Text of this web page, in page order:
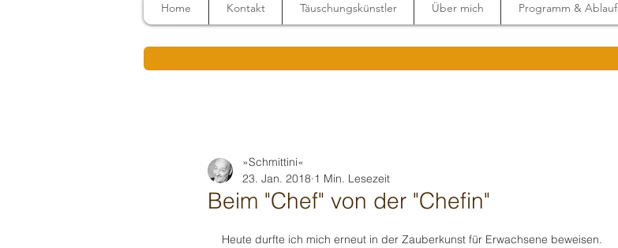
Home Kontakt Täuschungskünstler Über mich Programm & Ablauf
Beim "Chef" von der "Chefin"
»Schmittini«
23. Jan. 2018 1 Min. Lesezeit
Heute durfte ich mich erneut in der Zauberkunst für Erwachsene beweisen.